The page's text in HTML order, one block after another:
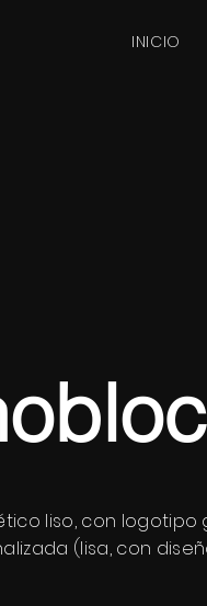
INICIO
liso, con
(lisa, con